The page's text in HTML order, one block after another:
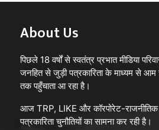
About Us
पिछले 18 वर्षों से स्वतंत्र प्रभात मीडिया
जनहित से जुड़ी पत्रकारिता के माध्यम से
तक पहुँचाता आ रहा है।
आज TRP, LIKE और कॉरपोरेट-राजनीतिक
पत्रकारिता चुनौतियों का सामना कर रही है।